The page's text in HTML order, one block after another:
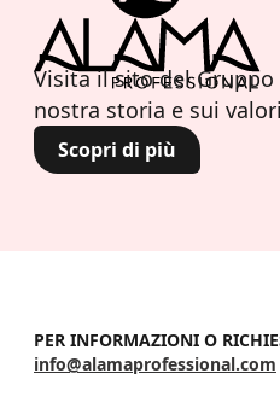
Visita il sito del
nostra storia e sui
Scopri di più
PER INFORMAZIONI O
info@alamaprofessional.com